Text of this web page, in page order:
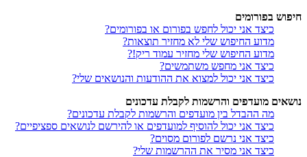
חיפוש בפורומים
כיצד אני יכול לחפש בפורום או בפורומים?
מדוע החיפוש שלי לא מחזיר תוצאות?
מדוע החיפוש שלי מחזיר עמוד ריק!?
כיצד אני מחפש משתמשים?
כיצד אני יכול למצוא את ההודעות והנושאים שלי?
נושאים מועדפים והרשמות לקבלת עדכונים
מה ההבדל בין מועדפים והרשמות לקבלת עדכונים?
כיצד אני יכול להוסיף למועדפים או להירשם לנושאים ספציפיים?
כיצד אני נרשם לפורום מסוים?
כיצד אני מסיר את ההרשמות שלי?